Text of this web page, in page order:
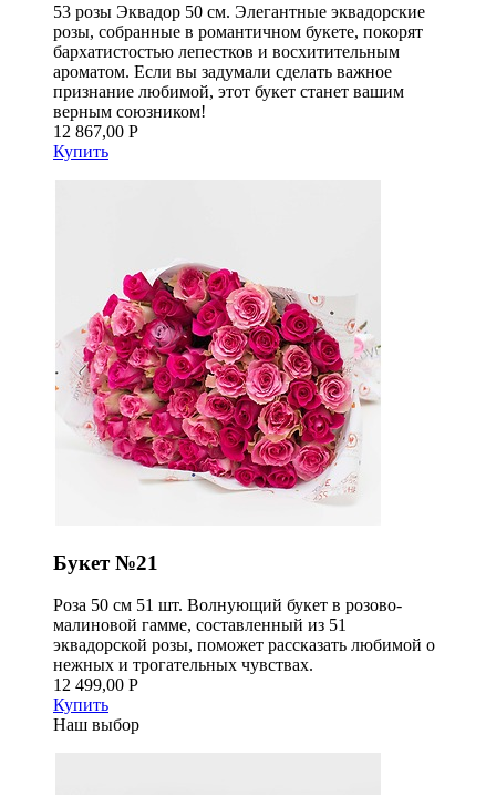
53 розы Эквадор 50 см. Элегантные эквадорские
розы, собранные в романтичном букете, покорят
бархатистостью лепестков и восхитительным
ароматом. Если вы задумали сделать важное
признание любимой, этот букет станет вашим
верным союзником!
12 867,00 Р
Купить
Букет №21
Роза 50 см 51 шт. Волнующий букет в розово-
малиновой гамме, составленный из 51
эквадорской розы, поможет рассказать любимой о
нежных и трогательных чувствах.
12 499,00 Р
Купить
Наш выбор